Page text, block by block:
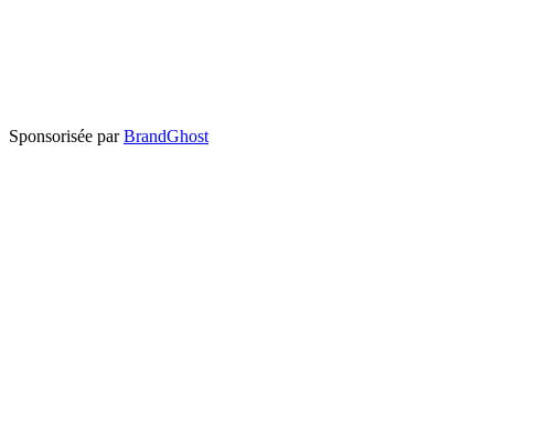
Sponsorisée par BrandGhost